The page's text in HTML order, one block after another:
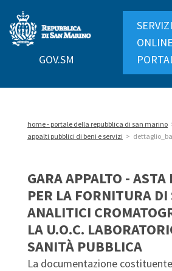
Repubblica
di
GOV.SM
SERVIZI
ONLINE
home - portale della repubblica di san marino
appalti pubblici di beni e servizi >
GARA APPALTO -
PER LA FORNITURA
ANALITICI
LA U.O.C.
SANITÀ PUBBLICA
La documentazione